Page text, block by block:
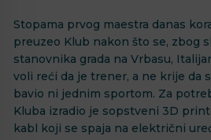
Stopama prvog maestra danas
preuzeo Klub nakon što se, zbog
stanovnika grada na Vrbasu,
voli reći da je trener, a ne krije da
bavio ni jednim sportom. Za
Kluba izradio je sopstveni 3D
kabl koji se spaja na električni